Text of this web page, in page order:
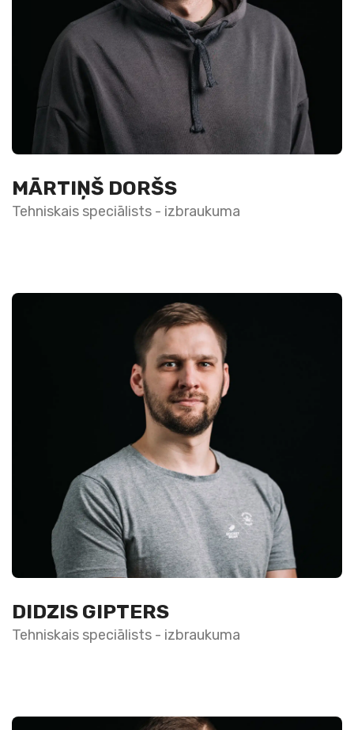
MĀRTIŅŠ DORŠS
Tehniskais speciālists - izbraukuma
DIDZIS GIPTERS
Tehniskais speciālists - izbraukuma